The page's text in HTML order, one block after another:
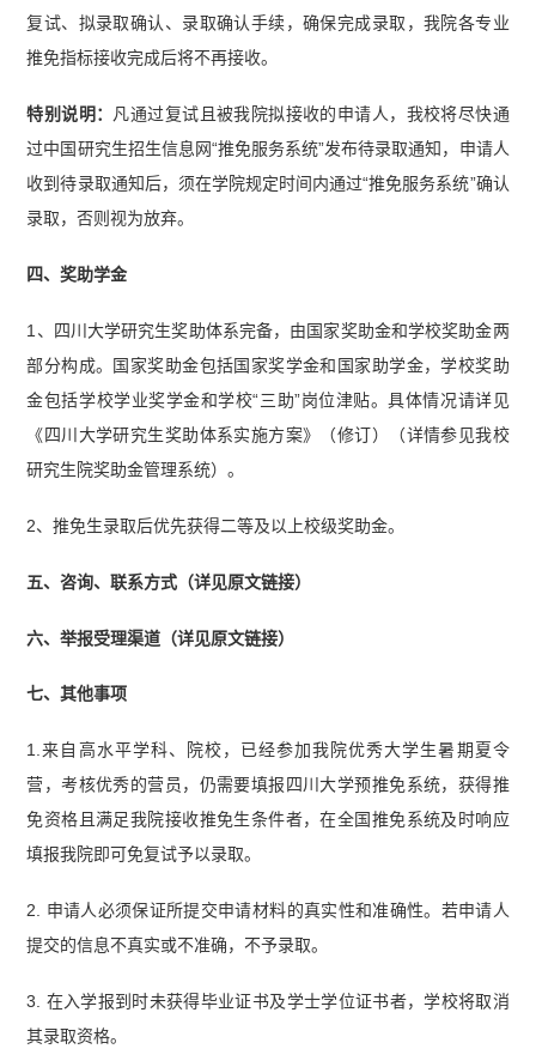
复试、拟录取确认、录取确认手续，确保完成录取，我院各专业
推免指标接收完成后将不再接收。
特别说明： 凡通过复试且被我院拟接收的申请人，我校将尽快通
过中国研究生招生信息网“推免服务系统”发布待录取通知，申请人
收到待录取通知后，须在学院规定时间内通过“推免服务系统”确认
录取，否则视为放弃。
四、奖助学金
1、四川大学研究生奖助体系完备，由国家奖助金和学校奖助金两
部分构成。国家奖助金包括国家奖学金和国家助学金，学校奖助
金包括学校学业奖学金和学校“三助”岗位津贴。具体情况请详见
《四川大学研究生奖助体系实施方案》（修订）（详情参见我校
研究生院奖助金管理系统）。
2、推免生录取后优先获得二等及以上校级奖助金。
五、咨询、联系方式（详见原文链接）
六、举报受理渠道（详见原文链接）
七、其他事项
1.来自高水平学科、院校，已经参加我院优秀大学生暑期夏令
营，考核优秀的营员，仍需要填报四川大学预推免系统，获得推
免资格且满足我院接收推免生条件者，在全国推免系统及时响应
填报我院即可免复试予以录取。
2. 申请人必须保证所提交申请材料的真实性和准确性。若申请人
提交的信息不真实或不准确，不予录取。
3. 在入学报到时未获得毕业证书及学士学位证书者，学校将取消
其录取资格。